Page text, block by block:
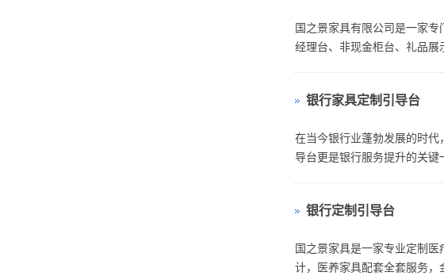
国之景家具有限公司是一家
经理台、非现金柜台、礼品展
银行家具定制引导台
在当今银行业蓬勃发展的时代
导台更是银行服务提升的关键
银行定制引导台
国之景家具是一家专业定制
计，医养家具配套全套服务，